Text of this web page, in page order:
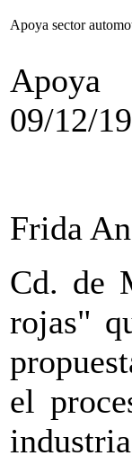
Apoya sector
Apoya
09/12/
Frida
Cd. de
rojas"
el